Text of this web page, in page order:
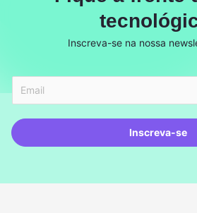
Inscreva-se na nossa
Inscreva-se